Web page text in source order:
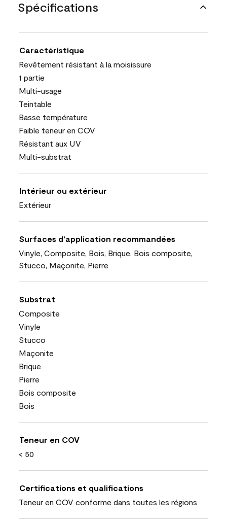
Spécifications
Caractéristique
Revêtement résistant à la moisissure
1 partie
Multi-usage
Teintable
Basse température
Faible teneur en COV
Résistant aux UV
Multi-substrat
Intérieur ou extérieur
Extérieur
Surfaces d’application recommandées
Vinyle, Composite, Bois, Brique, Bois composite,
Stucco, Maçonite, Pierre
Substrat
Composite
Vinyle
Stucco
Maçonite
Brique
Pierre
Bois composite
Bois
Teneur en COV
< 50
Certifications et qualifications
Teneur en COV conforme dans toutes les régions